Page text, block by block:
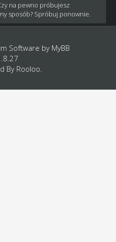
na pewno próbujesz
sposób? Spróbuj ponownie.
Software by MyBB
By Rooloo.